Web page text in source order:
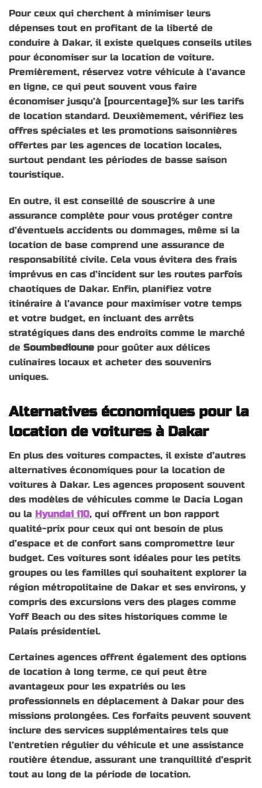
Pour ceux qui cherchent à minimiser leurs
dépenses tout en profitant de la liberté de
conduire à Dakar, il existe quelques conseils utiles
pour économiser sur la location de voiture.
Premièrement, réservez votre véhicule à l’avance
en ligne, ce qui peut souvent vous faire
économiser jusqu’à [pourcentage]% sur les tarifs
de location standard. Deuxièmement, vérifiez les
offres spéciales et les promotions saisonnières
offertes par les agences de location locales,
surtout pendant les périodes de basse saison
touristique.
En outre, il est conseillé de souscrire à une
assurance complète pour vous protéger contre
d’éventuels accidents ou dommages, même si la
location de base comprend une assurance de
responsabilité civile. Cela vous évitera des frais
imprévus en cas d’incident sur les routes parfois
chaotiques de Dakar. Enfin, planifiez votre
itinéraire à l’avance pour maximiser votre temps
et votre budget, en incluant des arrêts
stratégiques dans des endroits comme le marché
de Soumbedioune pour goûter aux délices
culinaires locaux et acheter des souvenirs
uniques.
Alternatives économiques pour la
location de voitures à Dakar
En plus des voitures compactes, il existe d’autres
alternatives économiques pour la location de
voitures à Dakar. Les agences proposent souvent
des modèles de véhicules comme le Dacia Logan
ou la Hyundai i10, qui offrent un bon rapport
qualité-prix pour ceux qui ont besoin de plus
d’espace et de confort sans compromettre leur
budget. Ces voitures sont idéales pour les petits
groupes ou les familles qui souhaitent explorer la
région métropolitaine de Dakar et ses environs, y
compris des excursions vers des plages comme
Yoff Beach ou des sites historiques comme le
Palais présidentiel.
Certaines agences offrent également des options
de location à long terme, ce qui peut être
avantageux pour les expatriés ou les
professionnels en déplacement à Dakar pour des
missions prolongées. Ces forfaits peuvent souvent
inclure des services supplémentaires tels que
l’entretien régulier du véhicule et une assistance
routière étendue, assurant une tranquillité d’esprit
tout au long de la période de location.